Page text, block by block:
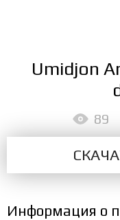
Umidjon
89
Информация о